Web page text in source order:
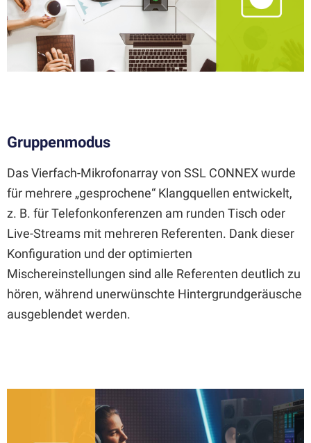
Gruppenmodus
Das Vierfach-Mikrofonarray von SSL CONNEX wurde
für mehrere „gesprochene“ Klangquellen entwickelt,
z. B. für Telefonkonferenzen am runden Tisch oder
Live-Streams mit mehreren Referenten. Dank dieser
Konfiguration und der optimierten
Mischereinstellungen sind alle Referenten deutlich zu
hören, während unerwünschte Hintergrundgeräusche
ausgeblendet werden.